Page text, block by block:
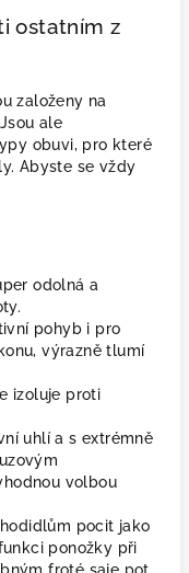
ostatním z
založeny na
ale
obuvi, pro které
Abyste se vždy
odolná a
pohyb i pro
výrazně tlumí
izoluje proti
uhlí a s extrémně
volbou
pocit jako
ponožky při